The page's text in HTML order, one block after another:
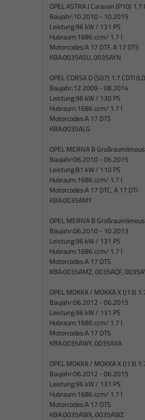
OPEL ASTRA J Caravan (P10) 1.7
Baujahr:10.2010 - 10.2015
Leistung:96 kW / 131 PS
Hubraum:1686 ccm/ 1.7 l
Motorcodes:A 17 DTF, A 17 DTS
KBA:0035ASU, 0035AYN
OPEL CORSA D (S07) 1.7 CDTI
Baujahr:12.2009 - 08.2014
Leistung:96 kW / 130 PS
Hubraum:1686 ccm/ 1.7 l
Motorcodes:A 17 DTS
KBA:0035ALG
OPEL MERIVA B
Baujahr:06.2010 - 06.2015
Leistung:81 kW / 110 PS
Hubraum:1686 ccm/ 1.7 l
Motorcodes:A 17 DTC, A 17 DTI
KBA:0035AMY
OPEL MERIVA B
Baujahr:06.2010 - 10.2013
Leistung:96 kW / 131 PS
Hubraum:1686 ccm/ 1.7 l
Motorcodes:A 17 DTS
KBA:0035AMZ, 0035AQF,
OPEL MOKKA / MOKKA X (J13)
Baujahr:06.2012 - 06.2015
Leistung:96 kW / 131 PS
Hubraum:1686 ccm/ 1.7 l
Motorcodes:A 17 DTS
KBA:0035AWY, 0035AXA
OPEL MOKKA / MOKKA X (J13)
Baujahr:06.2012 - 06.2015
Leistung:96 kW / 131 PS
Hubraum:1686 ccm/ 1.7 l
Motorcodes:A 17 DTS
KBA:0035AWX, 0035AWZ